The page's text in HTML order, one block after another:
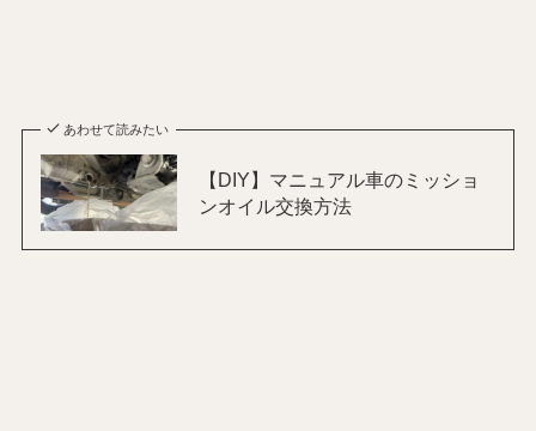
あわせて読みたい
【DIY】マニュアル車のミッショ
ンオイル交換方法